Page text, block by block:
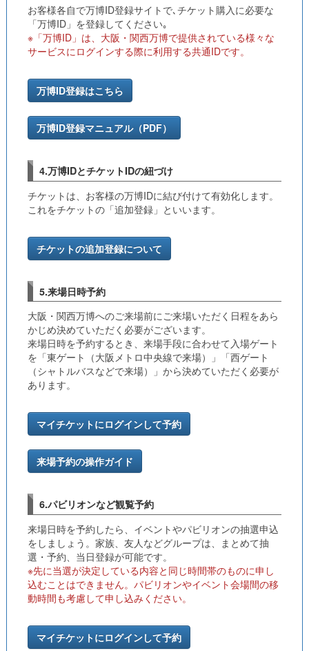
お客様各自で万博ID登録サイトで､チケット購入に必要な
「万博ID」を登録してください｡
※「万博ID」は、大阪・関西万博で提供されている様々な
サービスにログインする際に利用する共通IDです。
万博ID登録はこちら
万博ID登録マニュアル（PDF）
4.万博IDとチケットIDの紐づけ
チケットは、お客様の万博IDに結び付けて有効化します。
これをチケットの「追加登録」といいます。
チケットの追加登録について
5.来場日時予約
大阪・関西万博へのご来場前にご来場いただく日程をあら
かじめ決めていただく必要がございます。
来場日時を予約するとき、来場手段に合わせて入場ゲート
を「東ゲート（大阪メトロ中央線で来場）」「西ゲート
（シャトルバスなどで来場）」から決めていただく必要が
あります。
マイチケットにログインして予約
来場予約の操作ガイド
6.パビリオンなど観覧予約
来場日時を予約したら、イベントやパビリオンの抽選申込
をしましょう。家族、友人などグループは、まとめて抽
選・予約、当日登録が可能です。
※先に当選が決定している内容と同じ時間帯のものに申し
込むことはできません。パビリオンやイベント会場間の移
動時間も考慮して申し込みください。
マイチケットにログインして予約